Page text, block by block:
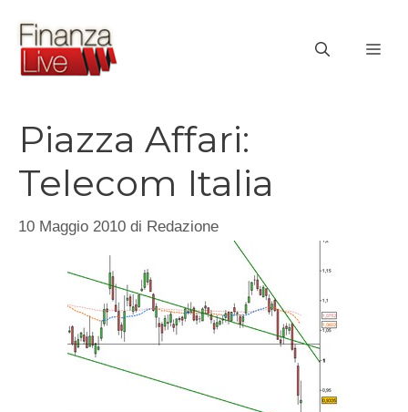
contenuto
Piazza Affari:
Telecom Italia
10 Maggio 2010 di Redazione